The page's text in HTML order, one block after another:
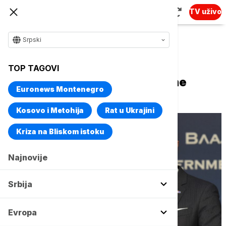
TV uživo
Srpski
TOP TAGOVI
Euronews Montenegro
Kosovo i Metohija Rat u Ukrajini
Kriza na Bliskom istoku
Najnovije
Srbija
Evropa
Fabrici: Srbija do kraja godine
kreće dalje na putu ka EU